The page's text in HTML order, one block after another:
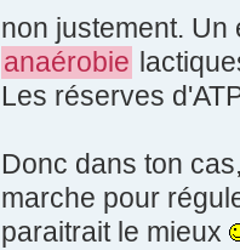
non justement.
anaérobie
Les réserves
Donc dans ton
marche pour
paraitrait le mieux